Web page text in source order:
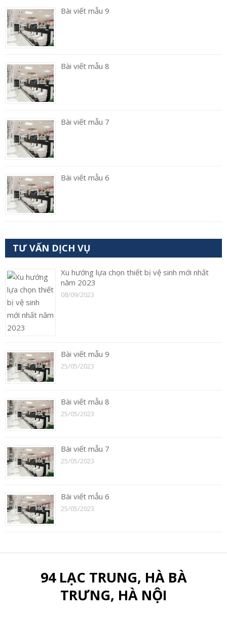
Bài viết mẫu 9
Bài viết mẫu 8
Bài viết mẫu 7
Bài viết mẫu 6
TƯ VẤN DỊCH VỤ
Xu hướng lựa chọn thiết bị vệ sinh mới nhất
năm 2023
08/09/2023
Bài viết mẫu 9
25/05/2023
Bài viết mẫu 8
25/05/2023
Bài viết mẫu 7
25/05/2023
Bài viết mẫu 6
25/05/2023
94 LẠC TRUNG, HÀ BÀ
TRƯNG, HÀ NỘI